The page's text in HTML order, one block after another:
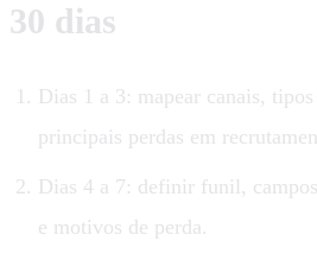
30 dias
Dias 1 a 3: mapear canais,
principais perdas em
Dias 4 a 7: definir funil,
e motivos de perda.